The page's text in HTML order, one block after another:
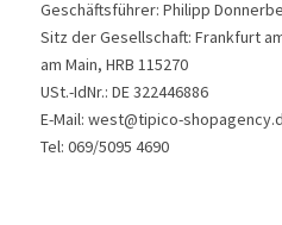
Geschäftsführer: Philipp
Sitz der Gesellschaft: Frankfurt
am Main, HRB 115270
USt.-IdNr.: DE 322446886
E-Mail: west@tipico-
Tel: 069/5095 4690